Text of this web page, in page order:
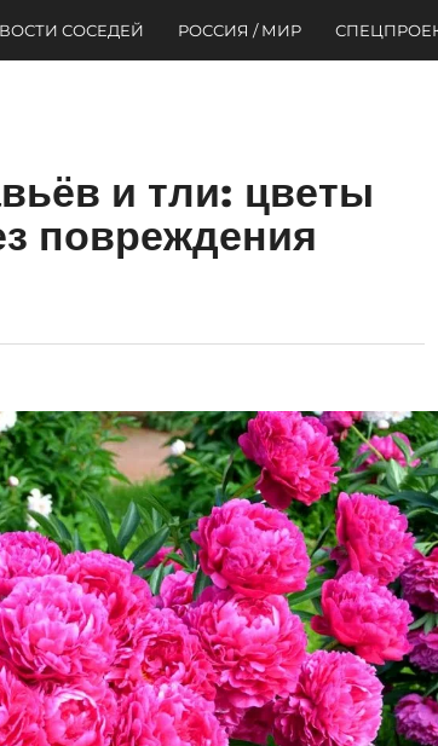
СОСЕДЕЙ РОССИЯ / МИР
и тли: цветы
повреждения